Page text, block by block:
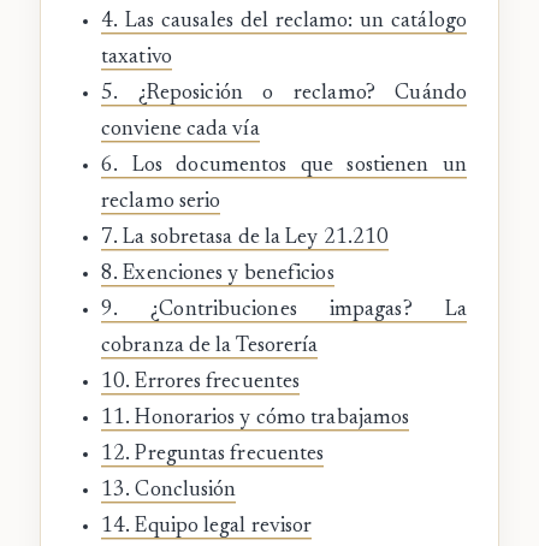
4. Las causales del reclamo: un catálogo
taxativo
5. ¿Reposición o reclamo? Cuándo
conviene cada vía
6. Los documentos que sostienen un
reclamo serio
7. La sobretasa de la Ley 21.210
8. Exenciones y beneficios
9. ¿Contribuciones impagas? La
cobranza de la Tesorería
10. Errores frecuentes
11. Honorarios y cómo trabajamos
12. Preguntas frecuentes
13. Conclusión
14. Equipo legal revisor